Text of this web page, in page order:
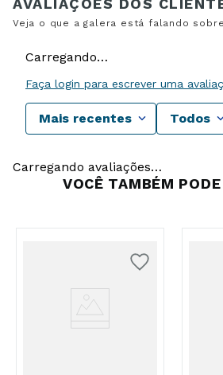
Carregando…
Faça login para escrever uma
Mais recentes Todos
Carregando avaliações…
VOCÊ TAMBÉM